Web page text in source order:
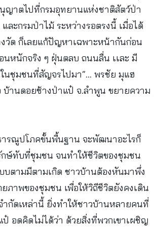
ญาตไปที่กรมอุทยานแห่งชาติสัตว์ป่า
ละกรมป่าไม้ ระหว่างรอตรงนี้ เมื่อได้
วัด ก็เลยแก้ปัญหาเฉพาะหน้ากันก่อน
อนหนักจริง ๆ ฝุ่นตลบ ถนนลื่น เเละ มี
นชุมชนที่สัญจรไปมา”... พรชัย มุแฮ
บ้านดอยช้างป่าแป๋ จ.ลำพูน ขยายความ
ารณูปโภคขั้นพื้นฐาน จะพัฒนาอะไรก็
กษ์ทับที่ชุมชน จนทำให้ชีวิตของชุมชน
ตามมีตามเกิด ชาวบ้านต้องหันมาพึ่ง
ภาพของชุมชน เพื่อให้วิถีชีวิตยังคงเดิน
ำกัดเหล่านี้ ยิ่งทำให้ชาวบ้านหลายคนที่
อดคิดไม่ได้ว่า ด้วยสิ่งที่พวกเขาเผชิญ